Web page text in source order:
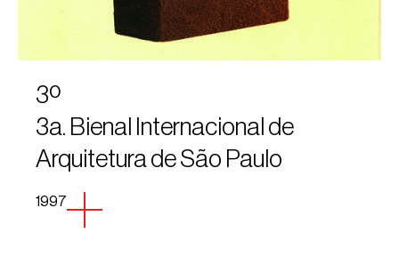
3º
3a. Bienal Internacional de
Arquitetura de São Paulo
1997